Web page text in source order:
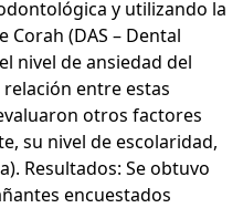
y utilizando la
Corah (DAS – Dental
nivel de ansiedad del
entre estas
otros factores
su nivel de escolaridad,
Resultados: Se obtuvo
encuestados